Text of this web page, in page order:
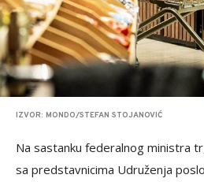
IZVOR: MONDO/STEFAN STOJANOVIĆ
Na sastanku federalnog ministra
sa predstavnicima Udruženja